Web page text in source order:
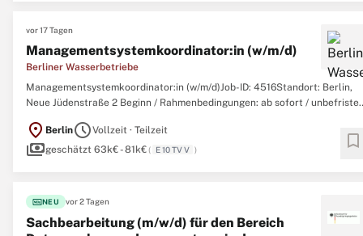
vor 17 Tagen
Managementsystemkoordinator:in (w/m/d)
Berliner Wasserbetriebe
Managementsystemkoordinator:in (w/m/d)Job-ID: 4516Standort: Berlin,
Neue Jüdenstraße 2 Beginn / Rahmenbedingungen: ab sofort / unbefristet
und berät im Arbeits-, Sozialversicherungs-, Steuer-, Tarifvertragsrecht
sowie zu Grundsatzfragen ...
location_on BerlinscheduleVollzeit · Teilzeit
paymentsgeschätzt 63k€ - 81k€( E 10 TV V ) bookmark
fiber_newNEU vor 2 Tagen
Sachbearbeitung (m/w/d) für den Bereich